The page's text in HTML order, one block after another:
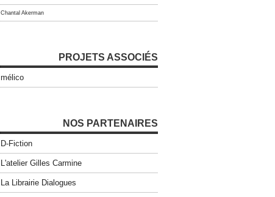
Chantal Akerman
PROJETS ASSOCIÉS
mélico
NOS PARTENAIRES
D-Fiction
L'atelier Gilles Carmine
La Librairie Dialogues